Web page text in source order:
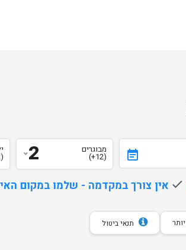
event_note מבוגרים
(12+)
2
(2-12)
done אין צורך במקדמה - שלמו במקום
תנאי ביטול